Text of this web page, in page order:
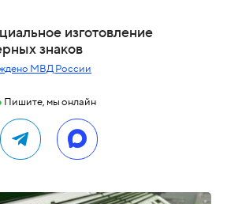
изготовление
знаков
МВД России
Пишите, мы онлайн